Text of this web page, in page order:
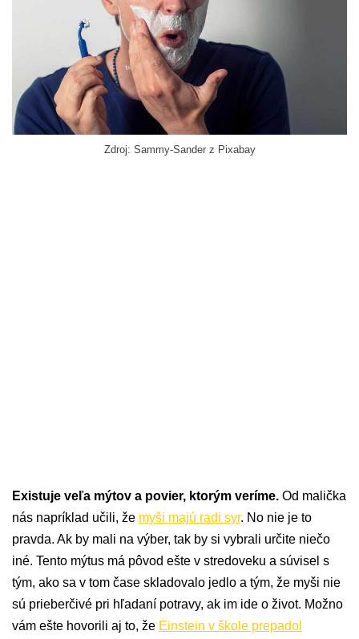
Zdroj: Sammy-Sander z Pixabay
Existuje veľa mýtov a povier, ktorým veríme. Od malička
nás napríklad učili, že myši majú radi syr. No nie je to
pravda. Ak by mali na výber, tak by si vybrali určite niečo
iné. Tento mýtus má pôvod ešte v stredoveku a súvisel s
tým, ako sa v tom čase skladovalo jedlo a tým, že myši nie
sú prieberčivé pri hľadaní potravy, ak im ide o život. Možno
vám ešte hovorili aj to, že Einstein v škole prepadol